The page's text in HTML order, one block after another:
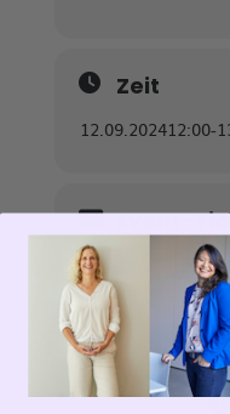
Zeit
12.09.202412:00-
Event-
Tickets are not
event!